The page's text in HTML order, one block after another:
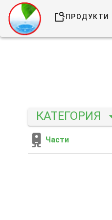
ПРОДУКТИ
КАТЕГОРИЯ
Части